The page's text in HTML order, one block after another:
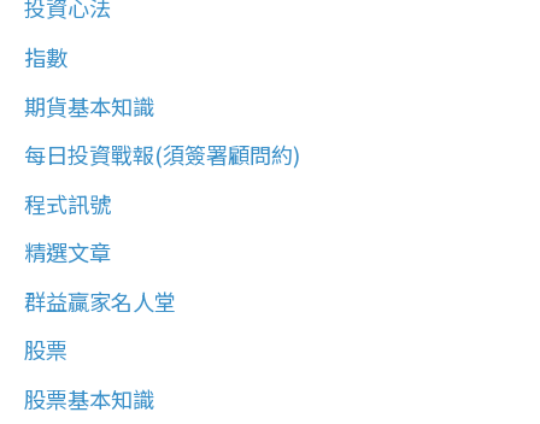
投資心法
指數
期貨基本知識
每日投資戰報(須簽署顧問約)
程式訊號
精選文章
群益贏家名人堂
股票
股票基本知識